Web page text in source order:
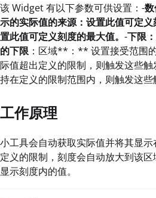
该 Widget 有以下参数可供设置：-数
示的实际值的来源： 设置此值可定
置此值可定义刻度的最大值。 -下限：
的下限 ：区域**：** 设置接受范围
际值超出定义的限制，则触发这些
持在定义的限制范围内，则触发这些
工作原理
小工具会自动获取实际值并将其显
定义的限制，刻度会自动放大到该
显示刻度内的值。